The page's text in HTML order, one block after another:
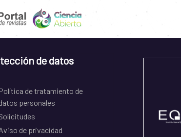
de datos
de tratamiento de
personales
de privacidad